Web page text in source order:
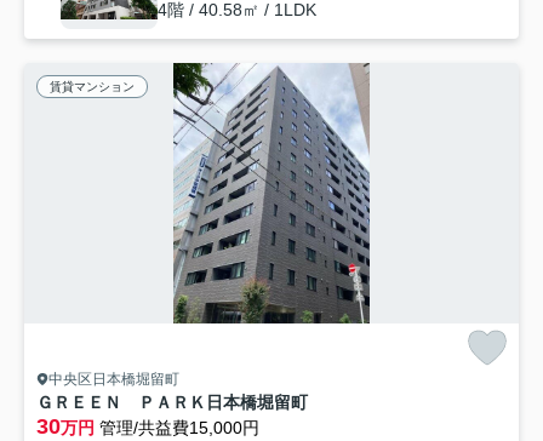
4階 / 40.58㎡ / 1LDK
賃貸マンション
中央区日本橋堀留町
ＧＲＥＥＮ ＰＡＲＫ日本橋堀留町
30万円 管理/共益費15,000円